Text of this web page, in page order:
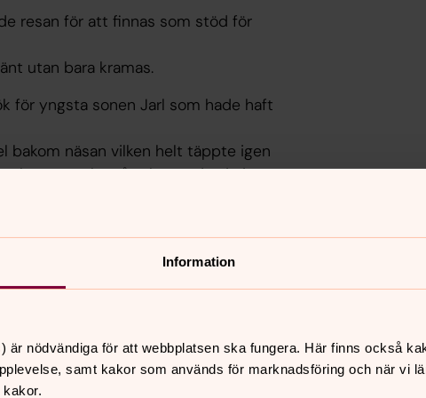
Information
är nödvändiga för att webbplatsen ska fungera. Här finns också
samt kakor som används för marknadsföring och när vi
resan för att finnas som stöd för
utan bara kramas.
för yngsta sonen Jarl som hade haft
bakom näsan vilken helt täppte igen
bort men han återhämtade sig inte
tillbaka om det inte blev bättre.
så Clara ringde 112. Medan hon
hjärta stannade.
det hade dröjt för lång tid vilket
förklarades hans hjärndöd och
som jag nu får veta heter Tjatte,